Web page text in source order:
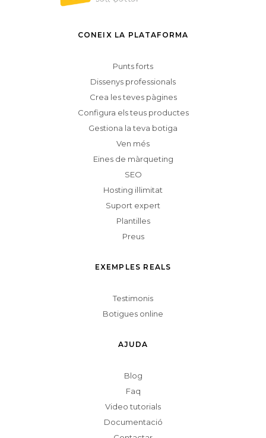
CONEIX LA PLATAFORMA
Punts forts
Dissenys professionals
Crea les teves pàgines
Configura els teus productes
Gestiona la teva botiga
Ven més
Eines de màrqueting
SEO
Hosting il·limitat
Suport expert
Plantilles
Preus
EXEMPLES REALS
Testimonis
Botigues online
AJUDA
Blog
Faq
Video tutorials
Documentació